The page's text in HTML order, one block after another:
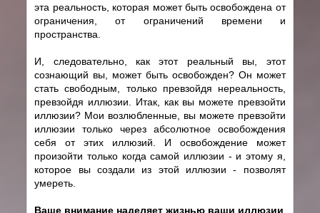
эта реальность, которая может быть освобождена от
ограничения, от ограничений времени и
пространства.
И, следовательно, как этот реальный вы, этот
сознающий вы, может быть освобожден? Он может
стать свободным, только превзойдя нереальность,
превзойдя иллюзии. Итак, как вы можете превзойти
иллюзии? Мои возлюбленные, вы можете превзойти
иллюзии только через абсолютное освобождения
себя от этих иллюзий. И освобождение может
произойти только когда самой иллюзии - и этому я,
которое вы создали из этой иллюзии - позволят
умереть.
Ваше внимание наделяет жизнью ваши иллюзии